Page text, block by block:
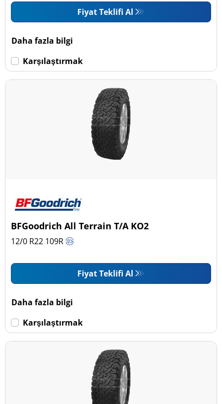
Fiyat Teklifi Al
Daha fazla bilgi
Karşılaştırmak
BFGoodrich All Terrain T/A KO2
12/0 R22 109R
Fiyat Teklifi Al
Daha fazla bilgi
Karşılaştırmak